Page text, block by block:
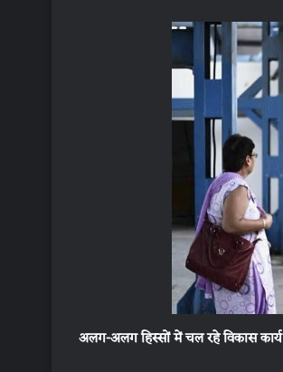
अलग-अलग ह‍िस्‍सों में चल रहे व‍िकास कार्य